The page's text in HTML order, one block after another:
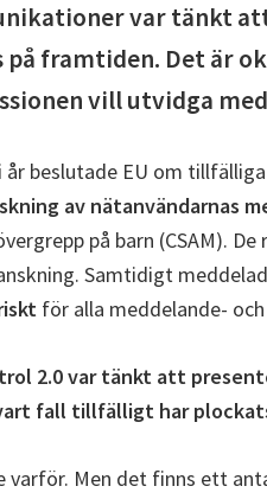
var tänkt
framtiden. Det är
vill utvidga
år beslutade EU om
av nätanvändarnas
på barn (CSAM).
Samtidigt
för alla meddelande-
2.0 var tänkt att
fall tillfälligt har
varför. Men det finns ett